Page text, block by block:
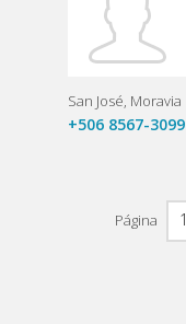
San José Moravia
+506 8567-3099
Página